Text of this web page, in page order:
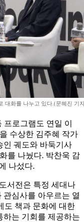
대화를 나누고 있다.(문혜진 기
로그램도 연일 이
수상한 김주혜 작가
인 궤도와 바둑기사
를 나눴다. 박찬욱 감
나섰다.
서전은 특정 세대나
관심사를 아우르는 열
도 책과 문화에 대한
하는 기회를 제공하는